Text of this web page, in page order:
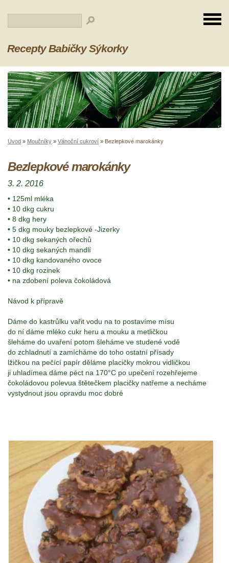
Recepty Babičky Sýkorky
Úvod » Moučníky » Vánoční cukroví » Bezlepkové marokánky
Bezlepkové marokánky
3. 2. 2016
• 125ml mléka
• 10 dkg cukru
• 8 dkg hery
• 5 dkg mouky bezlepkové -Jizerky
• 10 dkg sekaných ořechů
• 10 dkg sekaných mandlí
• 10 dkg kandovaného ovoce
• 10 dkg rozinek
• na zdobení poleva čokoládová
Návod k přípravě
Dáme do kastrůlku vařit vodu na to postavíme mísu
do ní dáme mléko cukr heru a mouku a metličkou
šleháme do uvaření potom šleháme ve studené vodě
do zchladnutí a zamícháme do toho ostatní přísady
lžičkou na pečící papír děláme placičky mokrou vidličkou
ji uhladímea dáme péct na 170°C po upečení rozehřejeme
čokoládovou polevua štětečkem placičky natřeme a necháme
vystydnout jsou opravdu moc dobré